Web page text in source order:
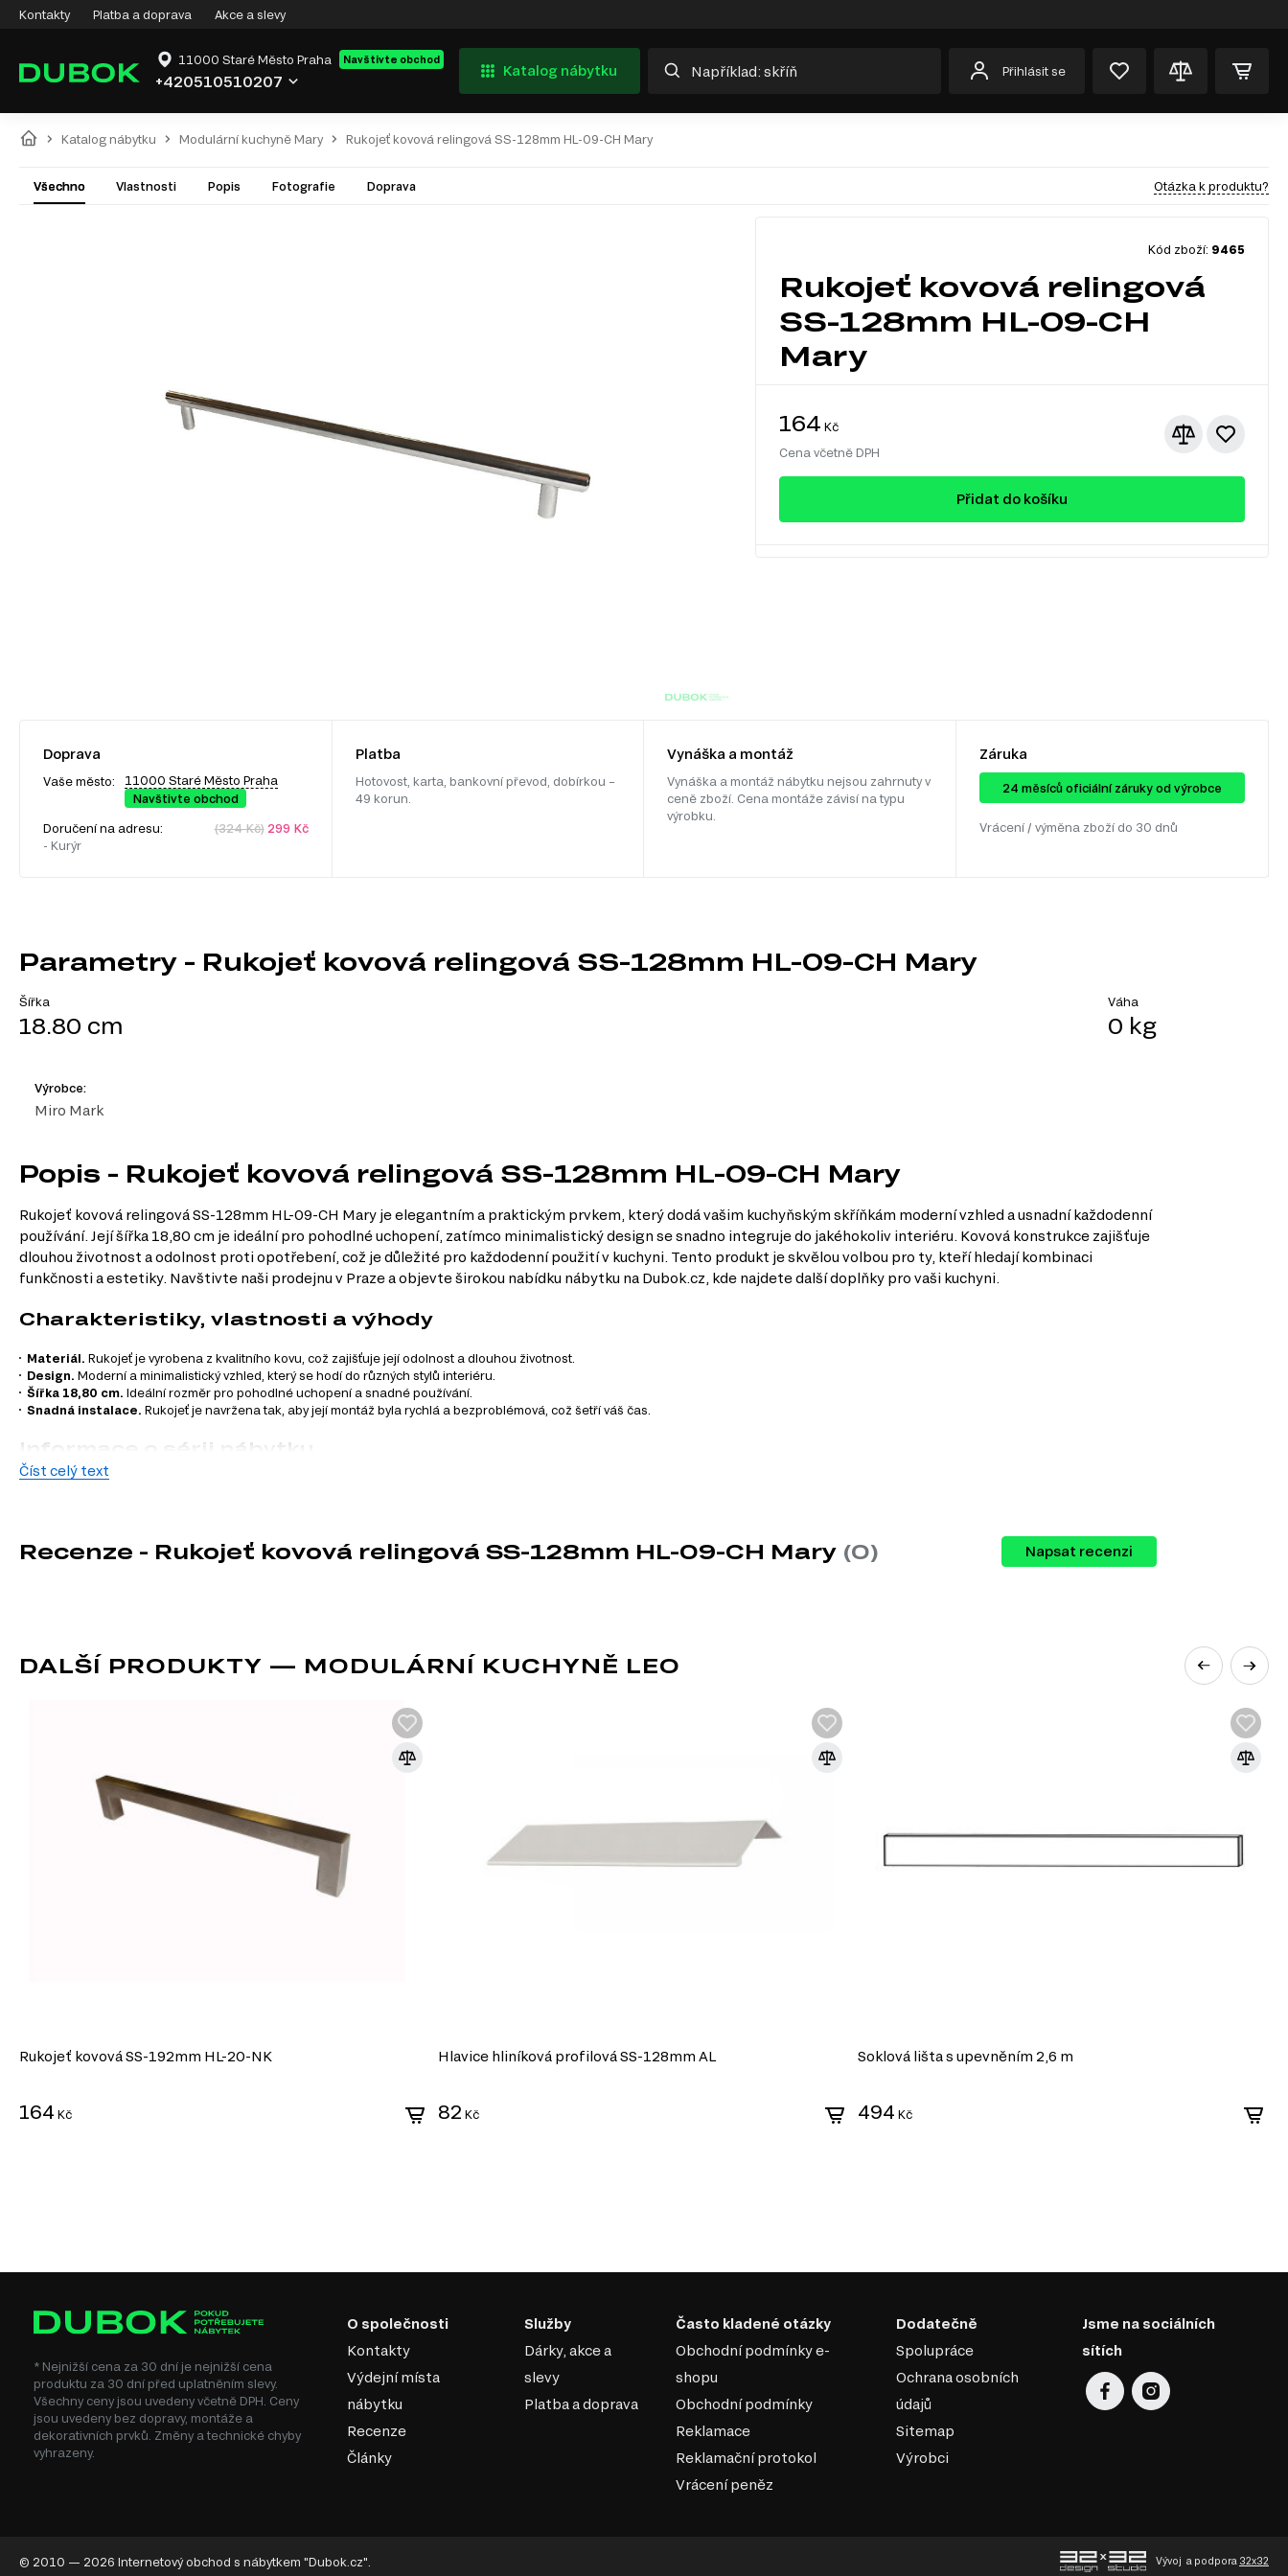
Kontakty Platba a doprava Akce a slevy
11000 Staré Město Praha Navštivte obchod
+420510510207
Katalog nábytku Přihlásit se
Katalog nábytku Modulární kuchyně Mary Rukojeť kovová relingová SS-128mm HL-09-CH Mary
Všechno Vlastnosti Popis Fotografie Doprava Otázka k produktu?
Kód zboží: 9465
Rukojeť kovová relingová
SS-128mm HL-09-CH
Mary
164 Kč
Cena včetně DPH
Přidat do košíku
Doprava
Vaše město:
11000 Staré Město Praha
Navštivte obchod
Doručení na adresu:
- Kurýr
(324 Kč)299 Kč
Platba
Hotovost, karta, bankovní převod, dobírkou –
49 korun.
Vynáška a montáž
Vynáška a montáž nábytku nejsou zahrnuty v
ceně zboží. Cena montáže závisí na typu
výrobku.
Záruka
24 ​​​​měsíců oficiální záruky od výrobce
Vrácení / výměna zboží do 30 dnů
Parametry - Rukojeť kovová relingová SS-128mm HL-09-CH Mary
Šířka
18.80 cm
Váha
0 kg
Výrobce:
Miro Mark
Popis - Rukojeť kovová relingová SS-128mm HL-09-CH Mary
Rukojeť kovová relingová SS-128mm HL-09-CH Mary je elegantním a praktickým prvkem, který dodá vašim kuchyňským skříňkám moderní vzhled a usnadní každodenní
používání. Její šířka 18,80 cm je ideální pro pohodlné uchopení, zatímco minimalistický design se snadno integruje do jakéhokoliv interiéru. Kovová konstrukce zajišťuje
dlouhou životnost a odolnost proti opotřebení, což je důležité pro každodenní použití v kuchyni. Tento produkt je skvělou volbou pro ty, kteří hledají kombinaci
funkčnosti a estetiky. Navštivte naši prodejnu v Praze a objevte širokou nabídku nábytku na Dubok.cz, kde najdete další doplňky pro vaši kuchyni.
Charakteristiky, vlastnosti a výhody
Materiál. Rukojeť je vyrobena z kvalitního kovu, což zajišťuje její odolnost a dlouhou životnost.
Design. Moderní a minimalistický vzhled, který se hodí do různých stylů interiéru.
Šířka 18,80 cm. Ideální rozměr pro pohodlné uchopení a snadné používání.
Snadná instalace. Rukojeť je navržena tak, aby její montáž byla rychlá a bezproblémová, což šetří váš čas.
Informace o sérii nábytku
Spodní kuchyňské skříňky
Horní kuchyňské skříňky
Číst celý text
Recenze - Rukojeť kovová relingová SS-128mm HL-09-CH Mary (0) Napsat recenzi
DALŠÍ PRODUKTY — MODULÁRNÍ KUCHYNĚ LEO
Rukojeť kovová SS-192mm HL-20-NK
164 Kč
Hlavice hliníková profilová SS-128mm AL
82 Kč
Soklová lišta s upevněním 2,6 m
494 Kč
* Nejnižší cena za 30 dní je nejnižší cena
produktu za 30 dní před uplatněním slevy.
Všechny ceny jsou uvedeny včetně DPH. Ceny
jsou uvedeny bez dopravy, montáže a
dekorativních prvků. Změny a technické chyby
vyhrazeny.
O společnosti
Kontakty
Výdejní místa
nábytku
Recenze
Články
Služby
Dárky, akce a
slevy
Platba a doprava
Často kladené otázky
Obchodní podmínky e-
shopu
Obchodní podmínky
Reklamace
Reklamační protokol
Vrácení peněz
Dodatečně
Spolupráce
Ochrana osobních
údajů
Sitemap
Výrobci
Jsme na sociálních
sítích
© 2010 — 2026 Internetový obchod s nábytkem "Dubok.cz". Vývoj a podpora 32x32